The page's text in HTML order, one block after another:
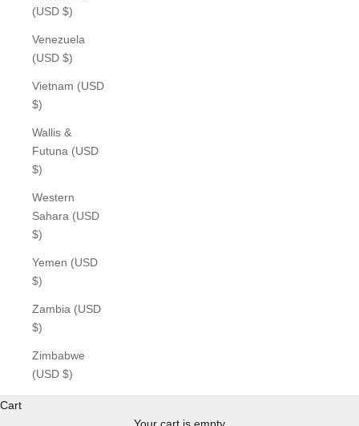
(USD $)
Venezuela
(USD $)
Vietnam (USD
$)
Wallis &
Futuna (USD
$)
Western
Sahara (USD
$)
Yemen (USD
$)
Zambia (USD
$)
Zimbabwe
(USD $)
Cart
Your cart is empty